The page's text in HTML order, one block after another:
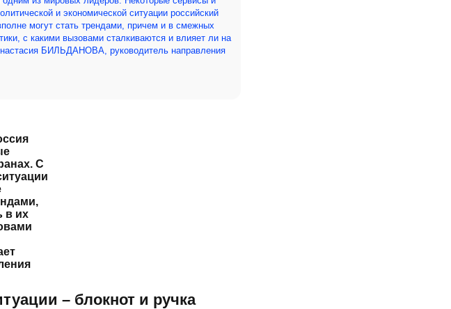
и экономической ситуации российский
могут стать трендами, причем и в смежных
с какими вызовами сталкиваются и влияет ли на
БИЛЬДАНОВА, руководитель направления
С
в их
– блокнот и ручка